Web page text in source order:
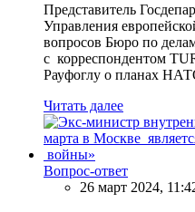
Представитель
Управления
вопросов Бюро по
с корреспондентом
Рауфоглу о планах
Читать далее
Вопрос-ответ
26 март 2024,